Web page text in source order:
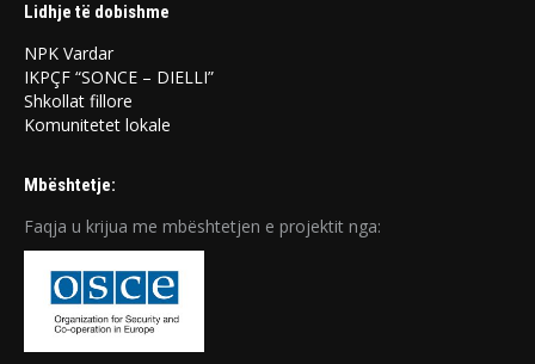
Lidhje të dobishme
NPK Vardar
IKPÇF “SONCE – DIELLI”
Shkollat ​​fillore
Komunitetet lokale
Mbështetje:
Faqja u krijua me mbështetjen e projektit nga: